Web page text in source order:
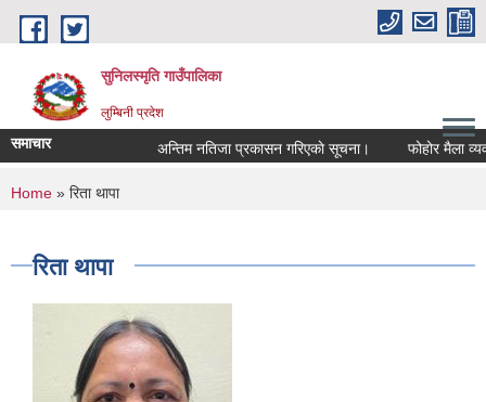
Skip to main content
सुनिलस्मृति गाउँपालिका
लुम्बिनी प्रदेश
समाचार अन्तिम नतिजा प्रकासन गरिएकाे सूचना। फोहोर मैला
You are here
Home » रिता थापा
रिता थापा